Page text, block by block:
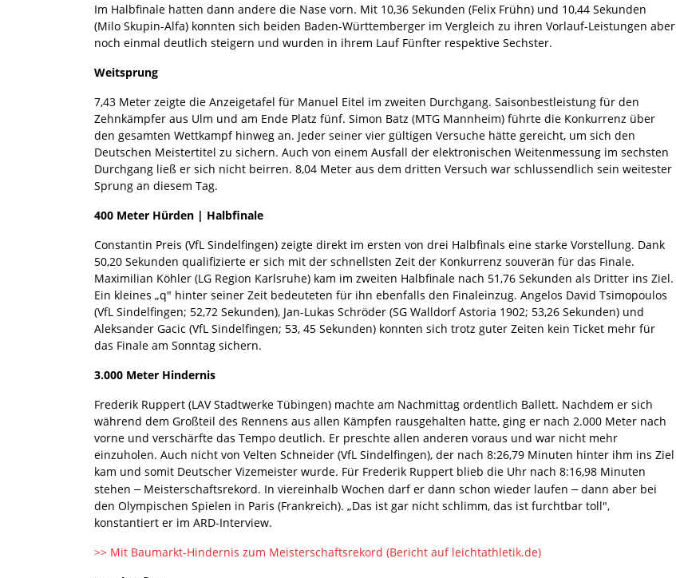
Im Halbfinale hatten dann andere die Nase vorn. Mit 10,36 Sekunden (Felix Frühn) und 10,44 Sekunden
(Milo Skupin-Alfa) konnten sich beiden Baden-Württemberger im Vergleich zu ihren Vorlauf-Leistungen aber
noch einmal deutlich steigern und wurden in ihrem Lauf Fünfter respektive Sechster.
Weitsprung
7,43 Meter zeigte die Anzeigetafel für Manuel Eitel im zweiten Durchgang. Saisonbestleistung für den
Zehnkämpfer aus Ulm und am Ende Platz fünf. Simon Batz (MTG Mannheim) führte die Konkurrenz über
den gesamten Wettkampf hinweg an. Jeder seiner vier gültigen Versuche hätte gereicht, um sich den
Deutschen Meistertitel zu sichern. Auch von einem Ausfall der elektronischen Weitenmessung im sechsten
Durchgang ließ er sich nicht beirren. 8,04 Meter aus dem dritten Versuch war schlussendlich sein weitester
Sprung an diesem Tag.
400 Meter Hürden | Halbfinale
Constantin Preis (VfL Sindelfingen) zeigte direkt im ersten von drei Halbfinals eine starke Vorstellung. Dank
50,20 Sekunden qualifizierte er sich mit der schnellsten Zeit der Konkurrenz souverän für das Finale.
Maximilian Köhler (LG Region Karlsruhe) kam im zweiten Halbfinale nach 51,76 Sekunden als Dritter ins Ziel.
Ein kleines „q" hinter seiner Zeit bedeuteten für ihn ebenfalls den Finaleinzug. Angelos David Tsimopoulos
(VfL Sindelfingen; 52,72 Sekunden), Jan-Lukas Schröder (SG Walldorf Astoria 1902; 53,26 Sekunden) und
Aleksander Gacic (VfL Sindelfingen; 53, 45 Sekunden) konnten sich trotz guter Zeiten kein Ticket mehr für
das Finale am Sonntag sichern.
3.000 Meter Hindernis
Frederik Ruppert (LAV Stadtwerke Tübingen) machte am Nachmittag ordentlich Ballett. Nachdem er sich
während dem Großteil des Rennens aus allen Kämpfen rausgehalten hatte, ging er nach 2.000 Meter nach
vorne und verschärfte das Tempo deutlich. Er preschte allen anderen voraus und war nicht mehr
einzuholen. Auch nicht von Velten Schneider (VfL Sindelfingen), der nach 8:26,79 Minuten hinter ihm ins Ziel
kam und somit Deutscher Vizemeister wurde. Für Frederik Ruppert blieb die Uhr nach 8:16,98 Minuten
stehen –Meisterschaftsrekord. In viereinhalb Wochen darf er dann schon wieder laufen –dann aber bei
den Olympischen Spielen in Paris (Frankreich). „Das ist gar nicht schlimm, das ist furchtbar toll",
konstantiert er im ARD-Interview.
>> Mit Baumarkt-Hindernis zum Meisterschaftsrekord (Bericht auf leichtathletik.de)